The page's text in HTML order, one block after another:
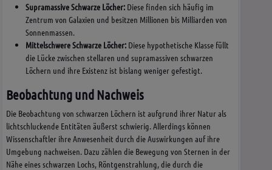
Supramassive Schwarze Löcher: Diese finden sich häufig im
Zentrum von Galaxien und besitzen Millionen bis Milliarden von
Sonnenmassen.
Mittelschwere Schwarze Löcher: Diese hypothetische Klasse füllt
die Lücke zwischen stellaren und supramassiven schwarzen
Löchern und ihre Existenz ist bislang weniger gefestigt.
Beobachtung und Nachweis
Die Beobachtung von schwarzen Löchern ist aufgrund ihrer Natur als
lichtschluckende Entitäten äußerst schwierig. Allerdings können
Wissenschaftler ihre Anwesenheit durch die Auswirkungen auf ihre
Umgebung nachweisen. Dazu zählen die Bewegung von Sternen in der
Nähe eines schwarzen Lochs, Röntgenstrahlung, die durch die